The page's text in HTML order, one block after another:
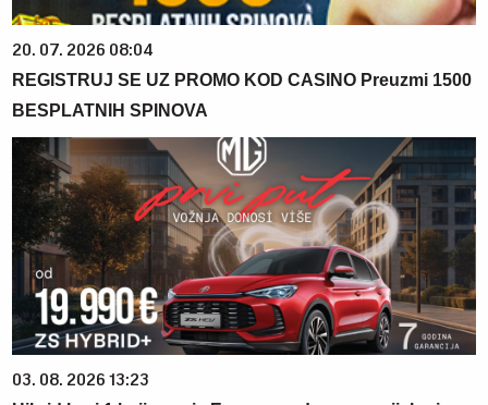
20. 07. 2026 08:04
REGISTRUJ SE UZ PROMO KOD CASINO Preuzmi 1500
BESPLATNIH SPINOVA
03. 08. 2026 13:23